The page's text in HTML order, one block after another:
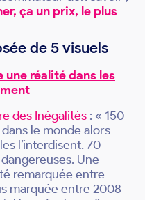
ça un prix, le plus
de 5 visuels
réalité dans les
des Inégalités : « 150
le monde alors
l’interdisent. 70
Une
remarquée entre
marquée entre 2008